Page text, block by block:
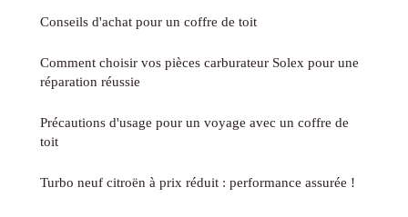
Conseils d'achat pour un coffre de toit
Comment choisir vos pièces carburateur Solex pour une
réparation réussie
Précautions d'usage pour un voyage avec un coffre de
toit
Turbo neuf citroën à prix réduit : performance assurée !